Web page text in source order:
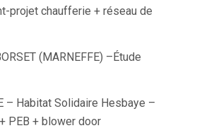
projet chaufferie + réseau de
(MARNEFFE) –Étude
– Habitat Solidaire Hesbaye –
PEB + blower door